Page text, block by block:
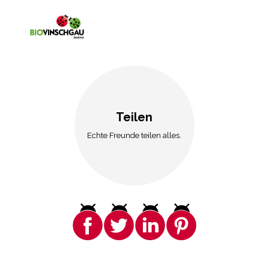
Teilen
Echte Freunde teilen alles.